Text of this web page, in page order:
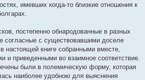
имевших когда-то близкие отношения к
постепенно обнародованные в разных
согласные с существовавшими доселе
настоящей книге собранными вместе,
и приведенными во взаимное соответствие.
были в полемическую форму, которая
наиболее удобною для выяснения